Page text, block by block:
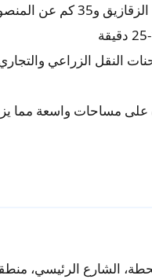
ديرب نجم تبعد 25 كم عن
النقل الزراعي
مساحات واسعة مما
الشارع الرئيسي،